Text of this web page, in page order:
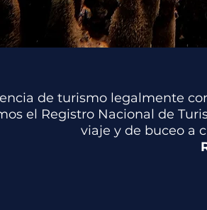
de turismo legalmente
el Registro Nacional de
viaje y de buceo a